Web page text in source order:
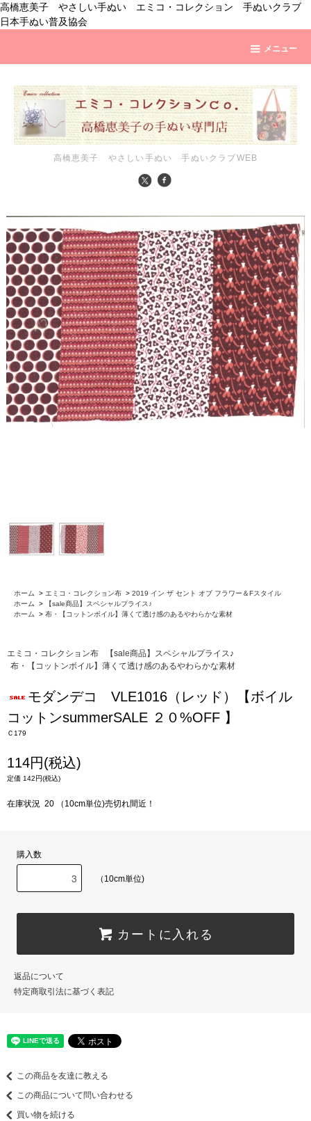
高橋恵美子 やさしい手ぬい エミコ・コレクション 手ぬいクラブ
日本手ぬい普及協会
メニュー
高橋恵美子 やさしい手ぬい 手ぬいクラブWEB
ホーム > エミコ・コレクション布 > 2019 イン ザ セント オブ フラワー＆Fスタイル
ホーム
>
【sale商品】スペシャルプライス♪
ホーム
> 布・【コットンボイル】薄くて透け感のあるやわらかな素材
エミコ・コレクション布
【sale商品】スペシャルプライス♪
布・【コットンボイル】薄くて透け感のあるやわらかな素材
モダンデコ VLE1016（レッド）【ボイル
コットンsummerSALE ２０%OFF 】
Ｃ179
114円(税込)
定価 142円(税込)
在庫状況 20 （10cm単位)売切れ間近！
購入数
（10cm単位)
カートに入れる
返品について
特定商取引法に基づく表記
この商品を友達に教える
この商品について問い合わせる
買い物を続ける